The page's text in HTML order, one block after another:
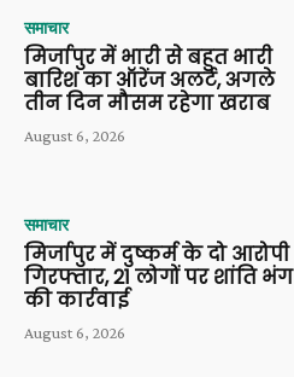
समाचार
मिर्जापुर में भारी से बहुत भारी
बारिश का ऑरेंज अलर्ट, अगले
तीन दिन मौसम रहेगा खराब
August 6, 2026
समाचार
मिर्जापुर में दुष्कर्म के दो आरोपी
गिरफ्तार, 21 लोगों पर शांति भंग
की कार्रवाई
August 6, 2026